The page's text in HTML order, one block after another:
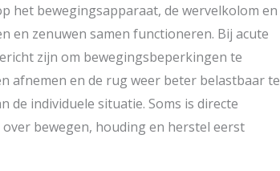
het bewegingsapparaat, de wervelkolom en
en zenuwen samen functioneren. Bij acute
zijn om bewegingsbeperkingen te
afnemen en de rug weer beter belastbaar te
de individuele situatie. Soms is directe
bewegen, houding en herstel eerst